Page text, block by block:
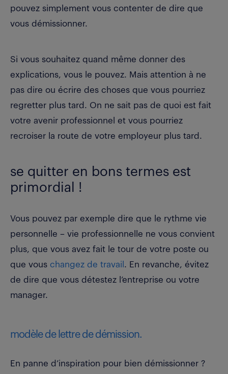
pouvez simplement vous contenter de dire que
vous démissionner.
Si vous souhaitez quand même donner des
explications, vous le pouvez. Mais attention à ne
pas dire ou écrire des choses que vous pourriez
regretter plus tard. On ne sait pas de quoi est fait
votre avenir professionnel et vous pourriez
recroiser la route de votre employeur plus tard.
se quitter en bons termes est
primordial !
Vous pouvez par exemple dire que le rythme vie
personnelle – vie professionnelle ne vous convient
plus, que vous avez fait le tour de votre poste ou
que vous changez de travail . En revanche, évitez
de dire que vous détestez l’entreprise ou votre
manager.
modèle de lettre de démission.
En panne d’inspiration pour bien démissionner ?